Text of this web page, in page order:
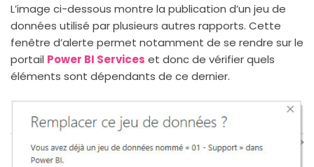
L’image ci-dessous montre la publication d’un jeu de
données utilisé par plusieurs autres rapports. Cette
fenêtre d’alerte permet notamment de se rendre sur le
portail Power BI Services et donc de vérifier quels
éléments sont dépendants de ce dernier.